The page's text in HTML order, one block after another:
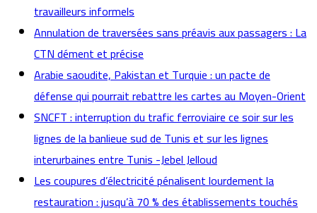
travailleurs informels
Annulation de traversées sans préavis aux passagers : La
CTN dément et précise
Arabie saoudite, Pakistan et Turquie : un pacte de
défense qui pourrait rebattre les cartes au Moyen-Orient
SNCFT : interruption du trafic ferroviaire ce soir sur les
lignes de la banlieue sud de Tunis et sur les lignes
interurbaines entre Tunis -Jebel Jelloud
Les coupures d’électricité pénalisent lourdement la
restauration : jusqu’à 70 % des établissements touchés